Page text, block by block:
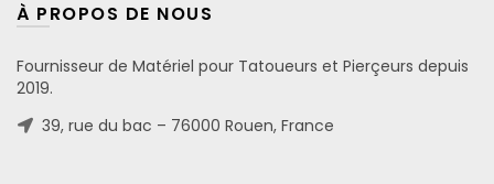
À PROPOS DE NOUS
Fournisseur de Matériel pour Tatoueurs et Pierçeurs depuis
2019.
39, rue du bac – 76000 Rouen, France